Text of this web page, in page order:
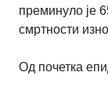
преминуло је
смртности
Од почетка